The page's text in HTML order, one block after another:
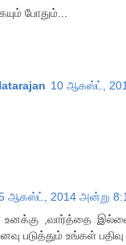
போதும்...
10 ஆகஸ்ட்,
ஆகஸ்ட், 2014 அன்று
,வார்த்தை
படுத்தும் உங்கள் பதிவு